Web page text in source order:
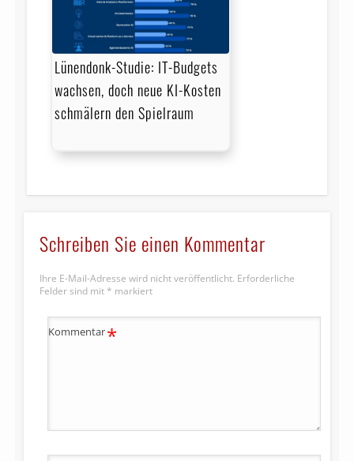
Lünendonk-Studie: IT-Budgets
wachsen, doch neue KI-Kosten
schmälern den Spielraum
Schreiben Sie einen Kommentar
Ihre E-Mail-Adresse wird nicht veröffentlicht. Erforderliche
Felder sind mit * markiert
Kommentar*